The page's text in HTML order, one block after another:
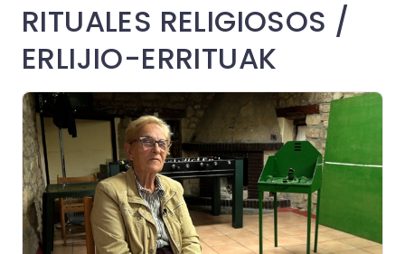
RITUALES RELIGIOSOS /
ERLIJIO-ERRITUAK